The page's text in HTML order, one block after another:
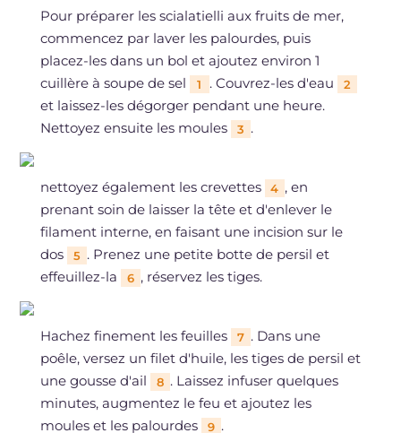
Pour préparer les scialatielli aux fruits de mer,
commencez par laver les palourdes, puis
placez-les dans un bol et ajoutez environ 1
cuillère à soupe de sel
1 . Couvrez-les d'eau 2
et laissez-les dégorger pendant une heure.
Nettoyez ensuite les moules
3 .
nettoyez également les crevettes 4 , en
prenant soin de laisser la tête et d'enlever le
filament interne, en faisant une incision sur le
dos
5 . Prenez une petite botte de persil et
effeuillez-la
6 , réservez les tiges.
Hachez finement les feuilles 7 . Dans une
poêle, versez un filet d'huile, les tiges de persil et
une gousse d'ail
8 . Laissez infuser quelques
minutes, augmentez le feu et ajoutez les
moules et les palourdes
9 .